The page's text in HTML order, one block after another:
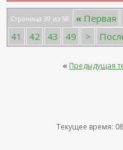
Страница 39 из 58 « Первая
41
42 43 49 >
« Предыдущая
Текущее время: